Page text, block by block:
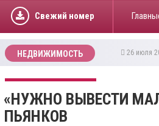
Свежий номер
НЕДВИЖИМОСТЬ 26 июля
«НУЖНО ВЫВЕСТИ
ПЬЯНКОВ